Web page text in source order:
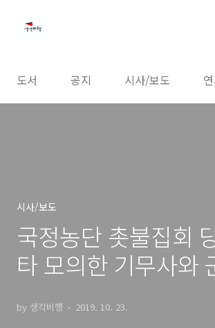
도서 공지 시사/보도
시사/보도
국정농단 촛불집회
타 모의한 기무사와
by 생각비행 2019. 10. 23.